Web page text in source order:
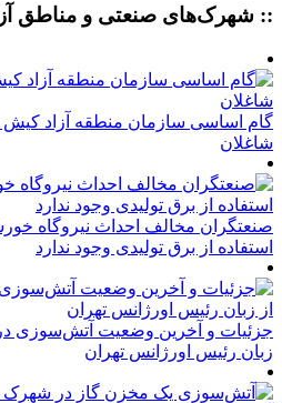
:: شهرک‌های صنعتی و مناطق
گام اساسی سازمان منطقه آزاد کیش
شاغلان
صنعتگران مخالف احداث نیروگاه
استفاده از برق تولیدی وجود ندارد
جزئیات و آخرین وضعیت آتش‌سوزی
زبان رئیس اورژانس تهران